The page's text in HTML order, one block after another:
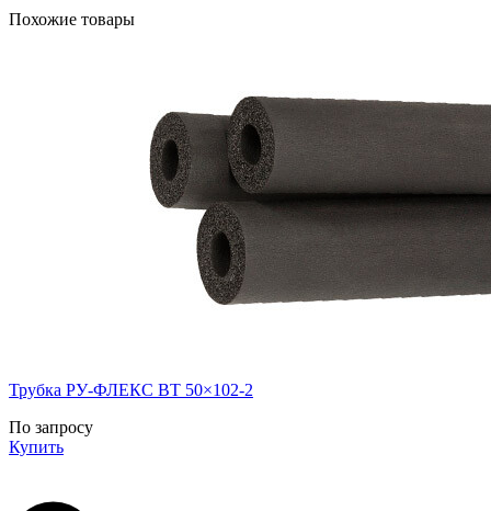
Похожие товары
Трубка РУ-ФЛЕКС ВТ 50×102-2
По запросу
Купить